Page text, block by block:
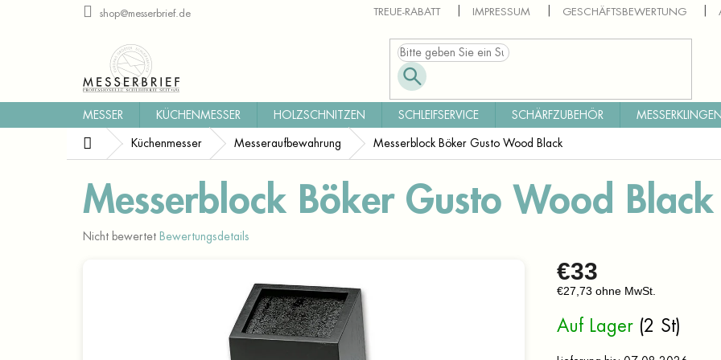
shop@messerbrief.de TREUE-RABATT IMPRESSUM GESCHÄFTSBEWERTUNG
MESSER KÜCHENMESSER HOLZSCHNITZEN SCHLEIFSERVICE SCHÄRFZUBEHÖR
StartseiteKüchenmesser Messeraufbewahrung Messerblock Böker Gusto Wood Black
Messerblock Böker Gusto Wood Black
Die
Nicht bewertet Bewertungsdetails
€33
€27,73 ohne MwSt.
Auf Lager (2 St)